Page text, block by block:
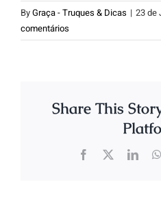
ByGraça - Truques & Dicas | 23 de
comentários
Share This